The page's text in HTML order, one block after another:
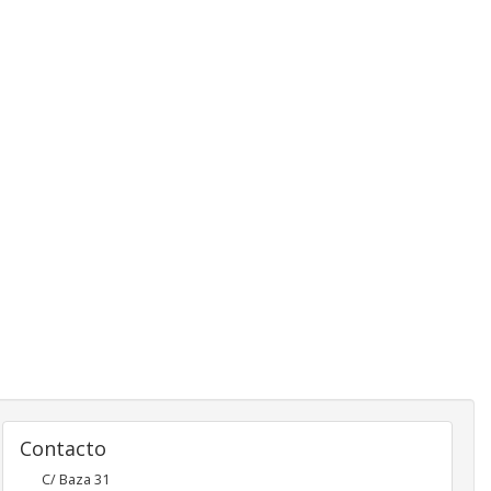
Contacto
C/ Baza 31